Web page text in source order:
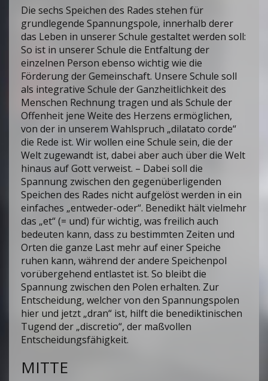
Die sechs Speichen des Rades stehen für
grundlegende Spannungspole, innerhalb derer
das Leben in unserer Schule gestaltet werden soll:
So ist in unserer Schule die Entfaltung der
einzelnen Person ebenso wichtig wie die
Förderung der Gemeinschaft. Unsere Schule soll
als integrative Schule der Ganzheitlichkeit des
Menschen Rechnung tragen und als Schule der
Offenheit jene Weite des Herzens ermöglichen,
von der in unserem Wahlspruch „dilatato corde“
die Rede ist. Wir wollen eine Schule sein, die der
Welt zugewandt ist, dabei aber auch über die Welt
hinaus auf Gott verweist. – Dabei soll die
Spannung zwischen den gegenüberligenden
Speichen des Rades nicht aufgelöst werden in ein
einfaches „entweder-oder“. Benedikt hält vielmehr
das „et“ (= und) für wichtig, was freilich auch
bedeuten kann, dass zu bestimmten Zeiten und
Orten die ganze Last mehr auf einer Speiche
ruhen kann, während der andere Speichenpol
vorübergehend entlastet ist. So bleibt die
Spannung zwischen den Polen erhalten. Zur
Entscheidung, welcher von den Spannungspolen
hier und jetzt „dran“ ist, hilft die benediktinischen
Tugend der „discretio“, der maßvollen
Entscheidungsfähigkeit.
MITTE